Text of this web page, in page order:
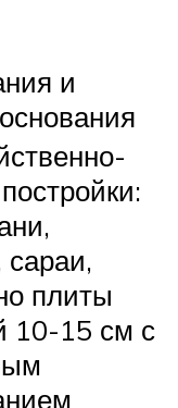
и
сараи,
плиты
10-15 см с